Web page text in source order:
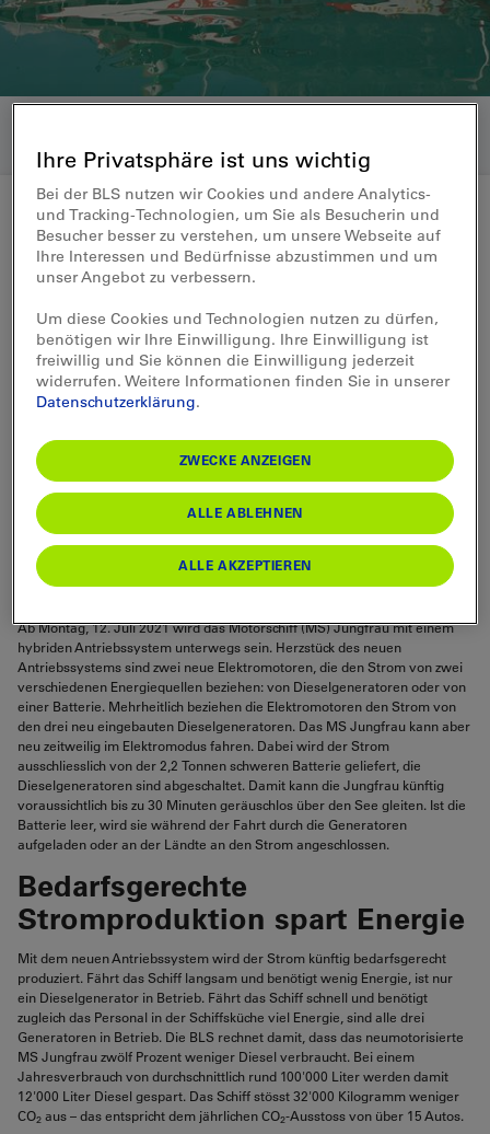
Medienmitteilung 08.07.2021
Ein neuer Hybridantrieb für das
MS Jungfrau
Das neumotorisierte Motorschiff Jungfrau
angetrieben, sondern kann neu auch im
Elektromodus fahren. Dank diesem
hybriden Antriebssystem gleitet die
Jungfrau zeitweilig geräuschlos über den
Brienzersee und spart Energie. Am Montag
geht das Motorschiff in Betrieb.
Ab Montag,12. Juli 2021 wird das Motorschiff (MS) Jungfrau mit einem
hybriden Antriebssystem unterwegs sein. Herzstück des neuen
Antriebssystems sind zwei neue Elektromotoren, die den Strom von zwei
verschiedenen Energiequellen beziehen: von Dieselgeneratoren oder von
einer Batterie. Mehrheitlich beziehen die Elektromotoren den Strom von
den drei neu eingebauten Dieselgeneratoren. Das MS Jungfrau kann aber
neu zeitweilig im Elektromodus fahren. Dabei wird der Strom
ausschliesslich von der 2,2 Tonnen schweren Batterie geliefert, die
Dieselgeneratoren sind abgeschaltet. Damit kann die Jungfrau künftig
voraussichtlich bis zu 30 Minuten geräuschlos über den See gleiten. Ist die
Batterie leer, wird sie während der Fahrt durch die Generatoren
aufgeladen oder an der Ländte an den Strom angeschlossen.
Bedarfsgerechte
Stromproduktion spart Energie
Mit dem neuen Antriebssystem wird der Strom künftig bedarfsgerecht
produziert. Fährt das Schiff langsam und benötigt wenig Energie, ist nur
ein Dieselgenerator in Betrieb. Fährt das Schiff schnell und benötigt
zugleich das Personal in der Schiffsküche viel Energie, sind alle drei
Generatoren in Betrieb. Die BLS rechnet damit, dass das neumotorisierte
MS Jungfrau zwölf Prozent weniger Diesel verbraucht. Bei einem
Jahresverbrauch von durchschnittlich rund 100'000 Liter werden damit
12'000 Liter Diesel gespart. Das Schiff stösst 32'000 Kilogramm weniger
CO2 aus – das entspricht dem jährlichen CO2-Ausstoss von über 15 Autos.
Ihre Privatsphäre ist uns wichtig
Bei der BLS nutzen wir Cookies und andere Analytics-
und Tracking-Technologien, um Sie als Besucherin und
Besucher besser zu verstehen, um unsere Webseite auf
Ihre Interessen und Bedürfnisse abzustimmen und um
unser Angebot zu verbessern.
Um diese Cookies und Technologien nutzen zu dürfen,
benötigen wir Ihre Einwilligung. Ihre Einwilligung ist
freiwillig und Sie können die Einwilligung jederzeit
widerrufen. Weitere Informationen finden Sie in unserer
Datenschutzerklärung.
ZWECKE ANZEIGEN
ALLE ABLEHNEN
ALLE AKZEPTIEREN